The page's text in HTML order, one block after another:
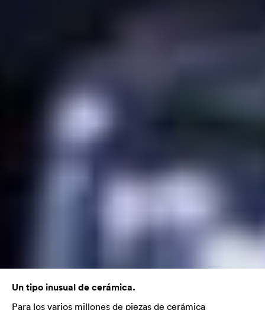
Un tipo inusual de cerámica.
Para los varios millones de piezas de cerámica